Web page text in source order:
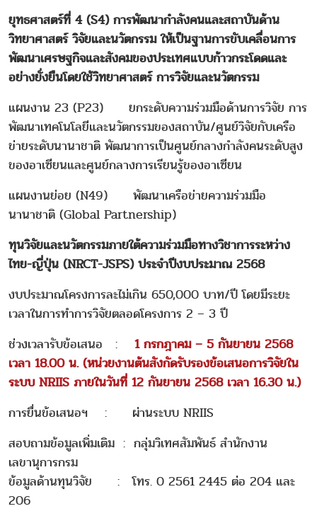
ยุทธศาสตร์ที่ 4(S4) การพัฒนากำลังคนและสถาบันด้าน
วิทยาศาสตร์ วิจัยและนวัตกรรม ให้เป็นฐานการขับเคลื่อนการ
พัฒนาเศรษฐกิจและสังคมของประเทศแบบก้าวกระโดดและ
อย่างยั่งยืนโดยใช้วิทยาศาสตร์ การวิจัยและนวัตกรรม
แผนงาน 23 (P23) ยกระดับความร่วมมือด้านการวิจัย การ
พัฒนาเทคโนโลยีและนวัตกรรมของสถาบัน/ศูนย์วิจัยกับเครือ
ข่ายระดับนานาชาติ พัฒนาการเป็นศูนย์กลางกำลังคนระดับสูง
ของอาเซียนและศูนย์กลางการเรียนรู้ของอาเซียน
แผนงานย่อย (N49) พัฒนาเครือข่ายความร่วมมือ
นานาชาติ (Global Partnership)
ทุนวิจัยและนวัตกรรมภายใต้ความร่วมมือทางวิชาการระหว่าง
ไทย-ญี่ปุ่น (NRCT-JSPS) ประจำปีงบประมาณ 2568
งบประมาณโครงการละไม่เกิน 650,000 บาท/ปี โดยมีระยะ
เวลาในการทำการวิจัยตลอดโครงการ 2 – 3 ปี
ช่วงเวลารับข้อเสนอ : 1 กรกฎาคม – 5 กันยายน 2568
เวลา 18.00 น. (หน่วยงานต้นสังกัดรับรองข้อเสนอการวิจัยใน
ระบบ NRIIS ภายในวันที่ 12 กันยายน 2568 เวลา 16.30 น.)
การยื่นข้อเสนอฯ : ผ่านระบบ NRIIS
สอบถามข้อมูลเพิ่มเติม : กลุ่มวิเทศสัมพันธ์ สำนักงาน
เลขานุการกรม
ข้อมูลด้านทุนวิจัย : โทร. 0 2561 2445 ต่อ 204 และ
206